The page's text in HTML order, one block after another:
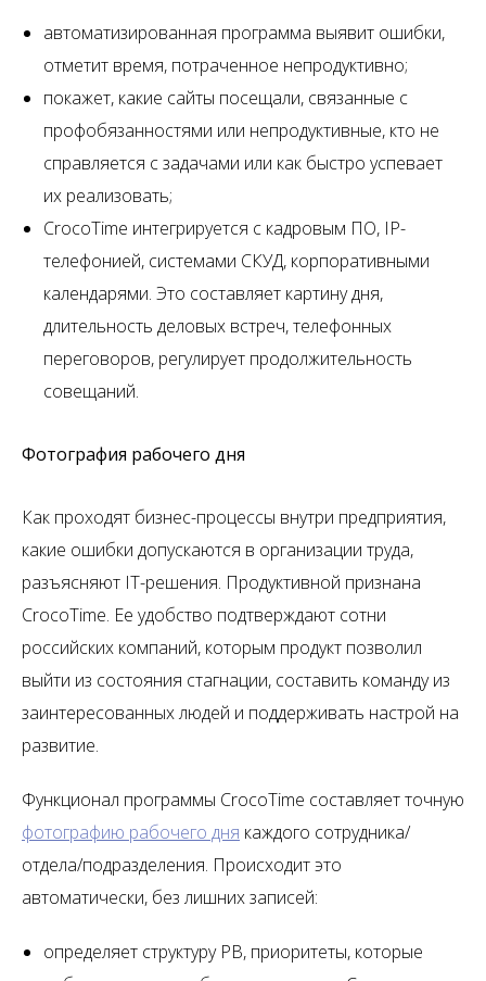
автоматизированная программа выявит ошибки,
отметит время, потраченное непродуктивно;
покажет, какие сайты посещали, связанные с
профобязанностями или непродуктивные, кто не
справляется с задачами или как быстро успевает
их реализовать;
CrocoTime интегрируется с кадровым ПО, IP-
телефонией, системами СКУД, корпоративными
календарями. Это составляет картину дня,
длительность деловых встреч, телефонных
переговоров, регулирует продолжительность
совещаний.
Фотография рабочего дня
Как проходят бизнес-процессы внутри предприятия,
какие ошибки допускаются в организации труда,
разъясняют IT-решения. Продуктивной признана
CrocoTime. Ее удобство подтверждают сотни
российских компаний, которым продукт позволил
выйти из состояния стагнации, составить команду из
заинтересованных людей и поддерживать настрой на
развитие.
Функционал программы CrocoTime составляет точную
фотографию рабочего дня каждого сотрудника/
отдела/подразделения. Происходит это
автоматически, без лишних записей:
определяет структуру РВ, приоритеты, которые